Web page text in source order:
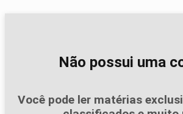
Não possui uma
Você pode ler matérias